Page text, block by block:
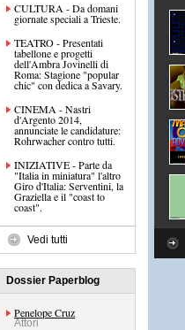
CULTURA - Da domani
giornate speciali a Trieste.
TEATRO - Presentati
tabellone e progetti
dell'Ambra Jovinelli di
Roma: Stagione "popular
chic" con dedica a Savary.
CINEMA - Nastri
d'Argento 2014,
annunciate le candidature:
Rohrwacher contro tutti.
INIZIATIVE - Parte da
"Italia in miniatura" l'altro
Giro d'Italia: Serventini, la
Graziella e il "coast to
coast".
Vedi tutti
Dossier Paperblog
Penelope Cruz
Attori